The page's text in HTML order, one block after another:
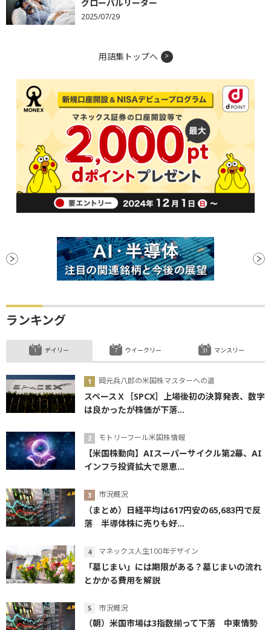
グローバルリーダー
2025/07/29
用語集トップへ
ランキング
デイリー
岡元兵八郎の米国株マスターへの道
スペースＸ［SPCX］上場後初の決算発表、数字
は良かったが株価が下落...
モトリーフール米国株情報
【米国株動向】AIスーパーサイクル第2幕、AI
インフラ投資拡大で恩恵...
市況概況
（まとめ）日経平均は617円安の65,683円で反
落 半導体株に売りも好...
マネックス人生100年デザイン
「墓じまい」には期限がある？墓じまいの流れ
とかかる費用を解説
市況概況
（朝）米国市場は3指数揃って下落 中東情勢
ウイークリー マンスリー